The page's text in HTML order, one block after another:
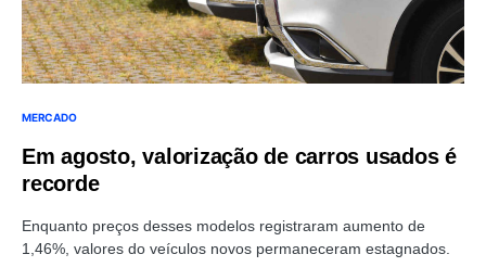
MERCADO
Em agosto, valorização de carros usados é
recorde
Enquanto preços desses modelos registraram aumento de
1,46%, valores do veículos novos permaneceram estagnados.